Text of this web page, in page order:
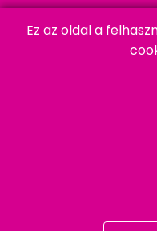
szakértőként ajánlom a 91 cikket
Ez az oldal a